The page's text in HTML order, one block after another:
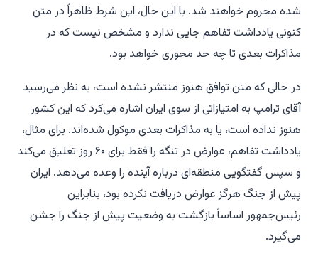
شده محروم خواهند شد. با این حال، این شرط ظاهراً در متن
کنونی یادداشت تفاهم جایی ندارد و مشخص نیست که در
مذاکرات بعدی تا چه حد محوری خواهد بود.
در حالی که متن توافق هنوز منتشر نشده است، به نظر می‌رسید
آقای ترامپ به امتیازاتی از سوی ایران اشاره می‌کرد که این کشور
هنوز نداده است، یا به مذاکرات بعدی موکول شده‌اند. برای مثال،
یادداشت تفاهم، عوارض در تنگه را فقط برای ۶۰ روز تعلیق می‌کند
و سپس گفتگویی منطقه‌ای درباره آینده را وعده می‌دهد. ایران
پیش از جنگ هرگز عوارض دریافت نکرده بود، بنابراین
رئیس‌جمهور اساساً بازگشت به وضعیت پیش از جنگ را جشن
می‌گیرد.